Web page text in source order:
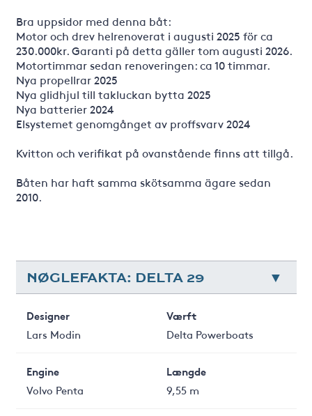
Bra uppsidor med denna båt:
Motor och drev helrenoverat i augusti 2025 för ca
230.000kr. Garanti på detta gäller tom augusti 2026.
Motortimmar sedan renoveringen: ca 10 timmar.
Nya propellrar 2025
Nya glidhjul till takluckan bytta 2025
Nya batterier 2024
Elsystemet genomgånget av proffsvarv 2024
Kvitton och verifikat på ovanstående finns att tillgå.
Båten har haft samma skötsamma ägare sedan
2010.
NØGLEFAKTA: DELTA 29
Designer
Lars Modin
Værft
Delta Powerboats
Engine
Volvo Penta
Længde
9,55 m